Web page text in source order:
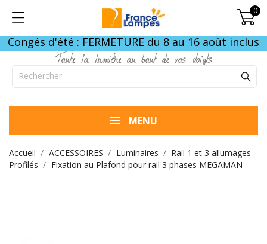
0
Congés d'été : FERMETURE du 8 au 16 août inclus
Toute la lumière au bout de vos doigts
MENU
Accueil ACCESSOIRES Luminaires
Rail 1 et 3 allumages
Profilés
Fixation au Plafond pour rail 3 phases MEGAMAN